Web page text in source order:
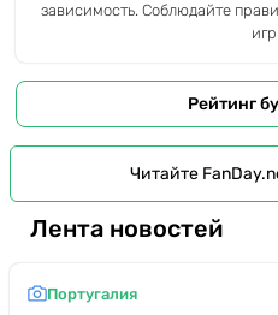
зависимость. Соблюдайте
Рейтинг
Читайте
Лента новостей
Португалия